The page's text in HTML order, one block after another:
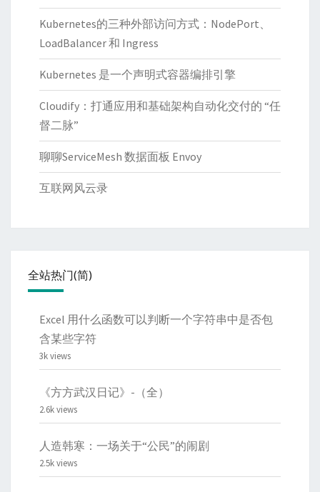
Kubernetes的三种外部访问方式：NodePort、
LoadBalancer 和 Ingress
Kubernetes 是一个声明式容器编排引擎
Cloudify：打通应用和基础架构自动化交付的 “任
督二脉”
聊聊ServiceMesh 数据面板 Envoy
互联网风云录
全站热门(简)
Excel 用什么函数可以判断一个字符串中是否包
含某些字符
3k views
《方方武汉日记》-（全）
2.6k views
人造韩寒：一场关于“公民”的闹剧
2.5k views